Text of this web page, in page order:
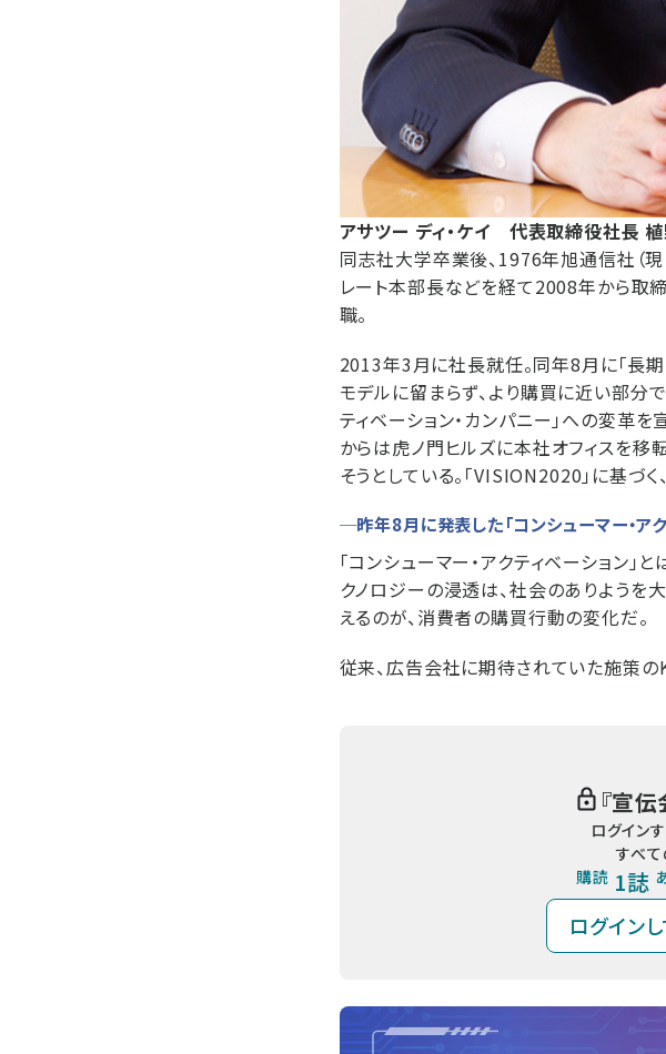
アサツー ディ・ケイ 代表取締役社長 植
同志社大学卒業後、1976年旭通信社（
レート本部長などを経て2008年から取
職。
2013年3月に社長就任。同年8月に「長
モデルに留まらず、より購買に近い部分
ティベーション・カンパニー」への変革
からは虎ノ門ヒルズに本社オフィスを移
そうとしている。「VISION2020」に基づ
─昨年8月に発表した「コンシューマー・ア
「コンシューマー・アクティベーション」
クノロジーの浸透は、社会のありようを
えるのが、消費者の購買行動の変化だ。
従来、広告会社に期待されていた施策
『宣伝
ログイン
すべ
購読 1誌
ログイン